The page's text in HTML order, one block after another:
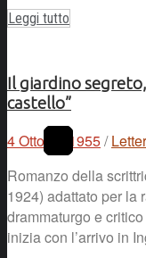
Leggi tutto
Il giardino
castello”
4 Ottobre 1955/
Romanzo della
1924) adattato per la
drammaturgo e
inizia con l’arrivo in